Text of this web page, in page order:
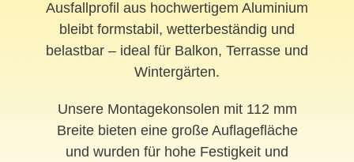
Ausfallprofil aus hochwertigem Aluminium
bleibt formstabil, wetterbeständig und
belastbar – ideal für Balkon, Terrasse und
Wintergärten.
Unsere Montagekonsolen mit 112 mm
Breite bieten eine große Auflagefläche
und wurden für hohe Festigkeit und